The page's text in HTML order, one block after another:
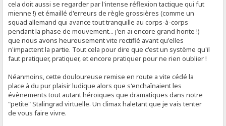
cela doit aussi se regarder par l'intense réflexion tactique qui fut
mienne !) et émaillé d'erreurs de règle grossières (comme un
squad allemand qui avance tout tranquille au corps-à-corps
pendant la phase de mouvement... j'en ai encore grand honte !)
que nous avons heureusement vite rectifié avant qu'elles
n'impactent la partie. Tout cela pour dire que c'est un système qu'il
faut pratiquer, pratiquer, et encore pratiquer pour ne rien oublier !
Néanmoins, cette douloureuse remise en route a vite cédé la
place à du pur plaisir ludique alors que s'enchaînaient les
évènements tout autant héroïques que dramatiques dans notre
"petite" Stalingrad virtuelle. Un climax haletant que je vais tenter
de vous faire vivre.